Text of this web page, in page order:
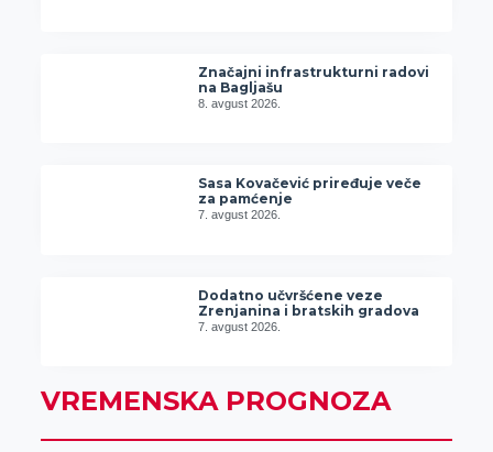
Značajni infrastrukturni radovi
na Bagljašu
8. avgust 2026.
Sasa Kovačević priređuje veče
za pamćenje
7. avgust 2026.
Dodatno učvršćene veze
Zrenjanina i bratskih gradova
7. avgust 2026.
VREMENSKA PROGNOZA